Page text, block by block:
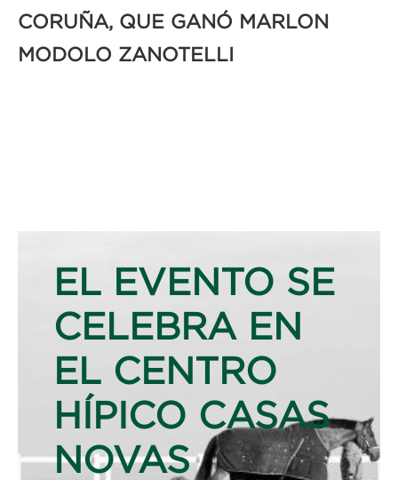
CORUÑA, QUE GANÓ MARLON
MODOLO ZANOTELLI
EL EVENTO SE
CELEBRA EN
EL CENTRO
HÍPICO CASAS
NOVAS